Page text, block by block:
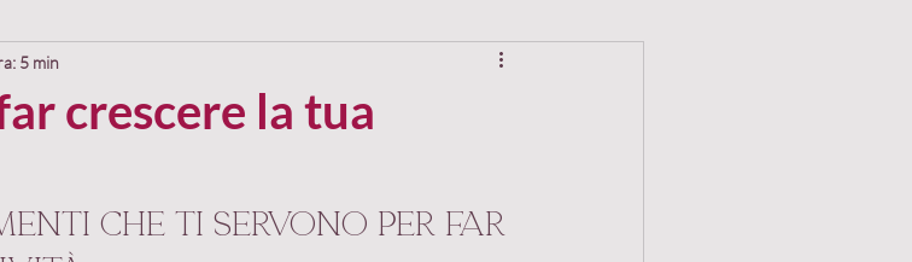
4 frecce marketing relazionale
crescere la tua
5 min
che ti servono per far